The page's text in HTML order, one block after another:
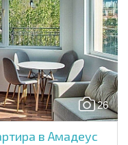
26
в Амадеус